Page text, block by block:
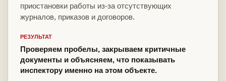
приостановки работы из-за отсутствующих
журналов, приказов и договоров.
РЕЗУЛЬТАТ
Проверяем пробелы, закрываем критичные
документы и объясняем, что показывать
инспектору именно на этом объекте.